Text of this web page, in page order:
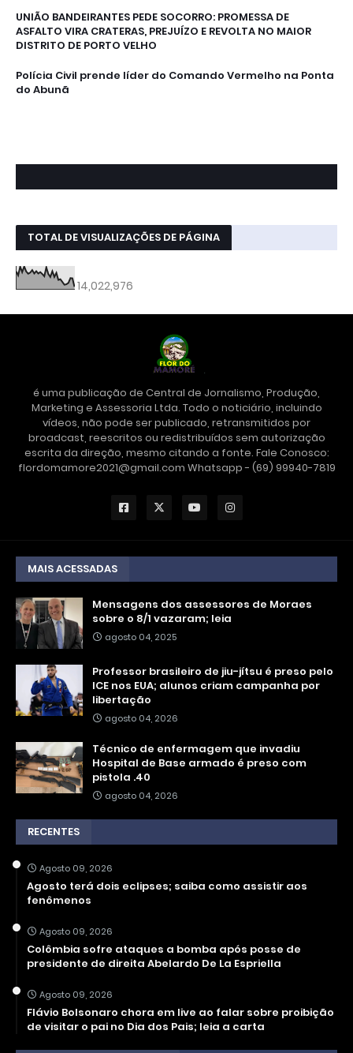
UNIÃO BANDEIRANTES PEDE SOCORRO: PROMESSA DE
ASFALTO VIRA CRATERAS, PREJUÍZO E REVOLTA NO MAIOR
DISTRITO DE PORTO VELHO
Polícia Civil prende líder do Comando Vermelho na Ponta
do Abunã
TOTAL DE VISUALIZAÇÕES DE PÁGINA
14,022,976
é uma publicação de Central de Jornalismo, Produção,
Marketing e Assessoria Ltda. Todo o noticiário, incluindo
vídeos, não pode ser publicado, retransmitidos por
broadcast, reescritos ou redistribuídos sem autorização
escrita da direção, mesmo citando a fonte. Fale Conosco:
flordomamore2021@gmail.com Whatsapp - (69) 99940-7819
MAIS ACESSADAS
Mensagens dos assessores de Moraes
sobre o 8/1 vazaram; leia
agosto 04, 2025
Professor brasileiro de jiu-jítsu é preso pelo
ICE nos EUA; alunos criam campanha por
libertação
agosto 04, 2026
Técnico de enfermagem que invadiu
Hospital de Base armado é preso com
pistola .40
agosto 04, 2026
RECENTES
Agosto 09, 2026
Agosto terá dois eclipses; saiba como assistir aos
fenômenos
Agosto 09, 2026
Colômbia sofre ataques a bomba após posse de
presidente de direita Abelardo De La Espriella
Agosto 09, 2026
Flávio Bolsonaro chora em live ao falar sobre proibição
de visitar o pai no Dia dos Pais; leia a carta